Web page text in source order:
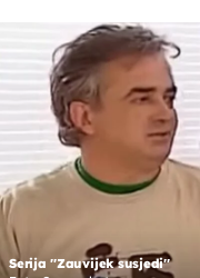
Serija ''Zauvijek susjedi''